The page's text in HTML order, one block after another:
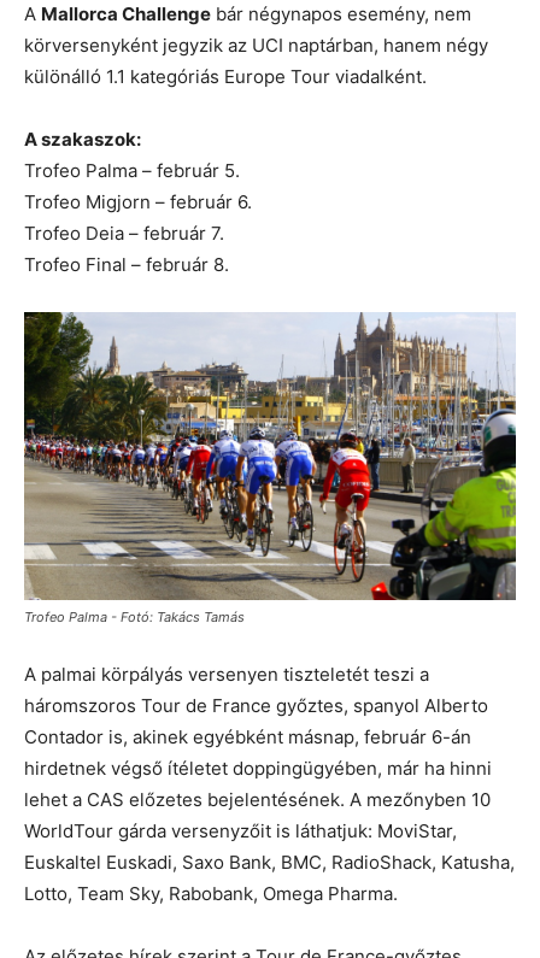
A Mallorca Challenge bár négynapos esemény, nem
körversenyként jegyzik az UCI naptárban, hanem négy
különálló 1.1 kategóriás Europe Tour viadalként.
A szakaszok:
Trofeo Palma – február 5.
Trofeo Migjorn – február 6.
Trofeo Deia – február 7.
Trofeo Final – február 8.
Trofeo Palma - Fotó: Takács Tamás
A palmai körpályás versenyen tiszteletét teszi a
háromszoros Tour de France győztes, spanyol Alberto
Contador is, akinek egyébként másnap, február 6-án
hirdetnek végső ítéletet doppingügyében, már ha hinni
lehet a CAS előzetes bejelentésének. A mezőnyben 10
WorldTour gárda versenyzőit is láthatjuk: MoviStar,
Euskaltel Euskadi, Saxo Bank, BMC, RadioShack, Katusha,
Lotto, Team Sky, Rabobank, Omega Pharma.